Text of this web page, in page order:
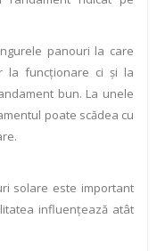
panouri la care
la funcţionare ci şi la
bun. La unele
poate scădea cu
solare este important
influenţează atât